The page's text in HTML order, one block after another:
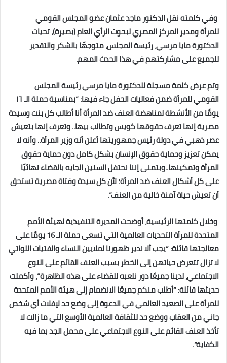
وفي كلمته نقل الدكتور ماجد عثمان عضو المجلس القومي
للمرأة ومدير المركز المصري لبحوث الرأي العام (بصيرة)، تحيات
الدكتورة مايا مرسي، رئيسة المجلس، متوجهًا بالشكر والتقدير
للجميع على مشاركتهم في هذا الحدث المهم.
وتم عرض كلمة مسجلة للدكتورة مايا مرسي رئيسة المجلس
القومي للمرأة ضمن فعاليات الحفل جاء فيها: “بمناسبة حملة الـ ١٦
يومًا من الأنشطة لمناهضة العنف ضد المرأة أنا أطالب كل بنت وسيدة
مصرية إنها تعرف حقوقها كويس وتطالب بيها.. وتعرف إنها بتعيش
عصر ذهبي في دولة رئيس جمهوريتها أعلن أنه وزير المرأة.. وأنه لا
يمكن تعزيز وحماية حقوق الإنسان بشكل كامل دون حماية حقوق
المرأة وتمكينها..وبتمنى إننا نحتفل السنين الجايه بالقضاء نهائيًا
على كل أشكال العنف ضد المرأة؛ لأن كل سيدة وفتاة مصرية تستحق
أن تعيش حياة آمنة خالية من العنف”.
وخلال كلمتها الرئيسية، أوضحت المديرة التنفيذية لهيئة الأمم
المتحدة للمرأة التحديات العالمية التي تسعى حملة الـ 16 يومًا على
معالجتها قائلة: “يجب ألا ندير ظهورنا لملايين النساء والفتيات اللواتي
لا تزال تتعرض حياتهن إلى الخطر بسبب العنف القائم على النوع
الاجتماعي، لدينا جميعًا دور نلعبه للقضاء على هذه الظاهرة”، وأكملت
حديثها قائلة: “أطلب منكم جميعًا الانضمام إلى هيئة الأمم المتحدة
للمرأة على الصعيد العالمي في الدعوة إلى وضع حد لإفلات أي شخص
جاني من العقاب ووضع حد للثقافة العالمية الأوسع التي ما زالت لا
تأخذ العنف القائم على النوع الاجتماعي على محمل الجد بما فيه
الكفاية”.